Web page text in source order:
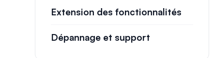
Extension des fonctionnalités
Dépannage et support